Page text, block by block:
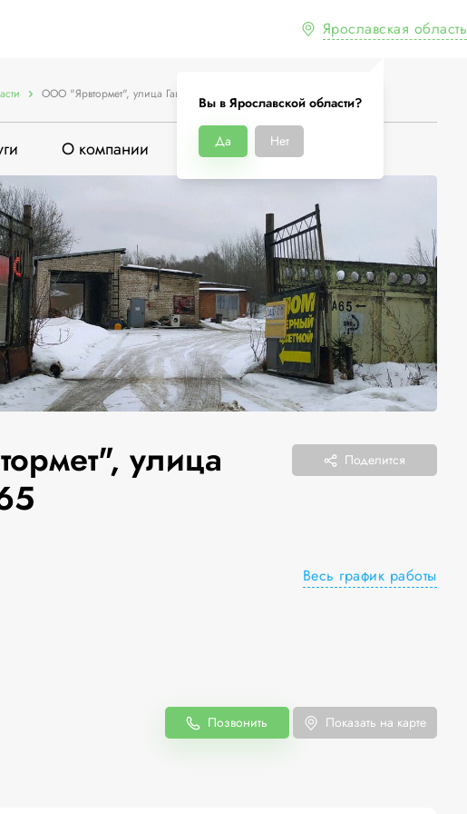
Ярославская область
Вы в Ярославской области?
Да Нет
ООО "Ярвтормет", улица Гагарина, 65
О компании
улица
Поделится
Весь график работы
Позвонить Показать на карте